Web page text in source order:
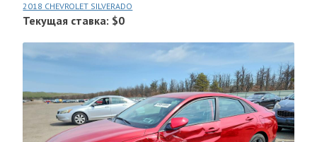
2018 CHEVROLET SILVERADO
Текущая ставка: $0